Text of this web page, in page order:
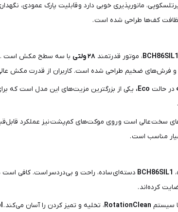
مانورپذیری خوبی دارد و قابلیت پارک عمودی،
نظافت کف‌ها طراحی شده است .
BCH86SIL1، موتور قدرتمند ۲۸ ولتی با سه سطح مکش است .
فرش‌های ضخیم طراحی شده است. کاربران از قدرت مکش عالی
در حالت Eco، یکی از بزرگترین مزیت‌های این مدل است که
سخت عالی است و روی موکت‌های کم‌پشت نیز عملکرد
مناسب است .
BCH86SIL1 دسته‌ای ساده، راحت و بی‌دردسر است. کافی
کرده‌اند .
سیستم RotationClean، تخلیه و تمیز کردن را آسان می‌کند .